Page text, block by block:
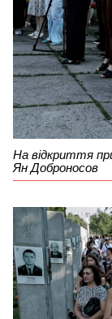
На відкриття
Ян Доброносов